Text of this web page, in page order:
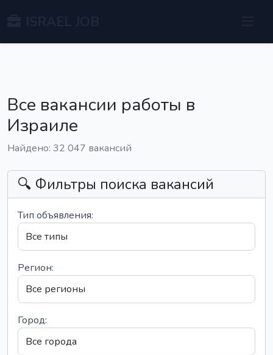
Все вакансии работы в
Израиле
Найдено: 32 047 вакансий
🔍 Фильтры поиска вакансий
Тип объявления:
Регион:
Город: